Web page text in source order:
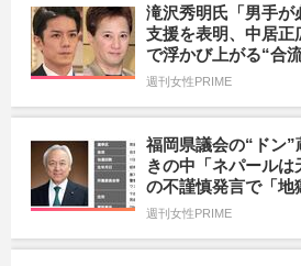
滝沢秀明氏「男手が
支援を表明、中居正
で浮かび上がる“合
週刊女性PRIME
福岡県議会の“ドン
きの中「ネパール
の不謹慎発言で「地
週刊女性PRIME